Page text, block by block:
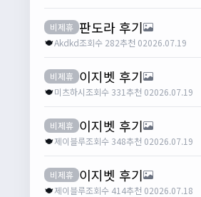
비제휴 판도라 후기
Akdkd조회수 282추천 02026.07.19
비제휴 이지벳 후기
미츠하시조회수 331추천 02026.07.19
비제휴 이지벳 후기
제이블루조회수 348추천 02026.07.19
비제휴 이지벳 후기
제이블루조회수 414추천 02026.07.18